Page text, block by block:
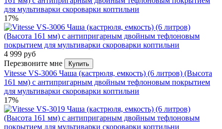
для мультиварки скороварки коптильни
17%
4 999 руб
Перезвоните мне
Купить
Vitesse VS-3006 Чаша (кастрюля, емкость) (6 литров) (Высота
161 мм) с антипригарным двойным тефлоновым покрытием
для мультиварки скороварки коптильни
17%